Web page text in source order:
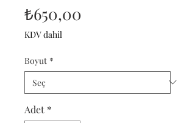
₺650,00
KDV dahil
Boyut *
Adet *